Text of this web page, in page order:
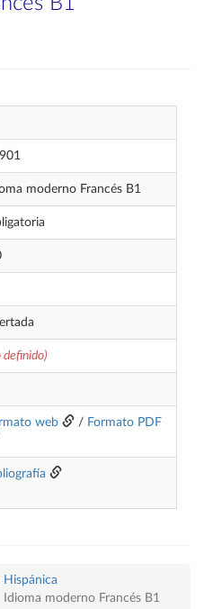
moderno Francés B1
definido)
web / Formato PDF
Hispánica
Idioma moderno Francés B1